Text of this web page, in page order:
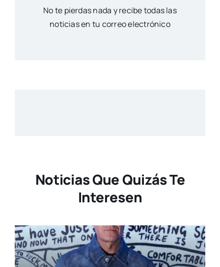
No te pierdas nada y recibe todas las
noticias en tu correo electrónico
Noticias Que Quizás Te
Interesen